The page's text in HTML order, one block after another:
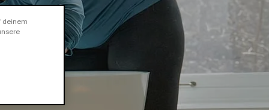
oder
deinem